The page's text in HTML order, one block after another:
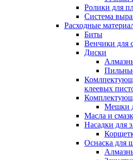
Ролики для
Система
Расходные
Биты
Венчики для
Диски
клеевых
Мешки
Масла и
Насадки для
Оснаска для